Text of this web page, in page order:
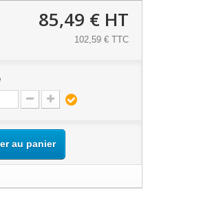
85,49 € HT
102,59 € TTC
au panier